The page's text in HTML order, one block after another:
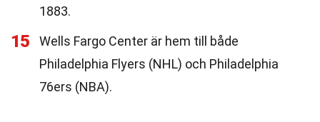
1883.
15
Wells Fargo Center är hem till både
Philadelphia Flyers (NHL) och Philadelphia
76ers (NBA).